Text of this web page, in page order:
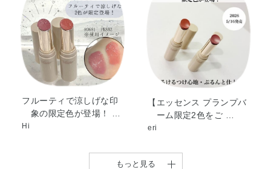
ィン・マイクロクリスタリンワックス・トコフェロール・
モモ花エキス・BG・（エチレン／プロピレン）コポリマ
ー・（セバシン酸／イソパルミチン酸）ジグリセリル・オ
クチルドデカノール・カプリル酸グリセリル・ジイソステ
アリン酸ポリグリセリル－2・ジステアルジモニウムヘク
トライト・スクワラン・プロパンジオール・メントール・
メントキシプロパンジオール・合成ワックス・水・炭酸プ
ロピレン・香料・酸化チタン・酸化鉄・黄5・赤202・赤
227
フルーティで涼しげな印
象の限定色が登場！ …
Hi
【エッセンス プランプバ
ーム限定2色をご …
eri
もっと見る